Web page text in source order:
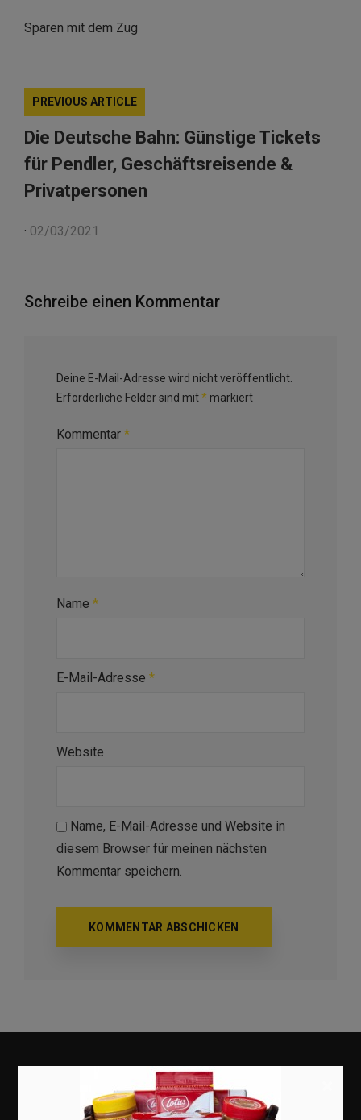
Sparen mit dem Zug
PREVIOUS ARTICLE
Die Deutsche Bahn: Günstige Tickets
für Pendler, Geschäftsreisende &
Privatpersonen
· 02/03/2021
Schreibe einen Kommentar
Deine E-Mail-Adresse wird nicht veröffentlicht.
Erforderliche Felder sind mit* markiert
Kommentar *
Name *
E-Mail-Adresse *
Website
Name, E-Mail-Adresse und Website in
diesem Browser für meinen nächsten
Kommentar speichern.